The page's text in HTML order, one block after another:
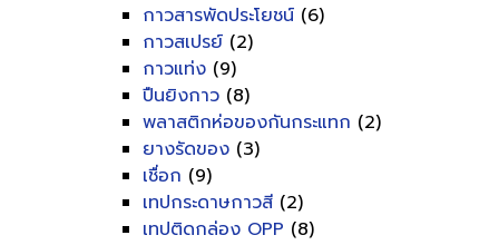
กาวสารพัดประโยชน์ (6)
กาวสเปรย์ (2)
กาวแท่ง (9)
ปืนยิงกาว (8)
พลาสติกห่อของกันกระแทก (2)
ยางรัดของ (3)
เชื่อก (9)
เทปกระดาษกาวสี (2)
เทปติดกล่อง OPP (8)